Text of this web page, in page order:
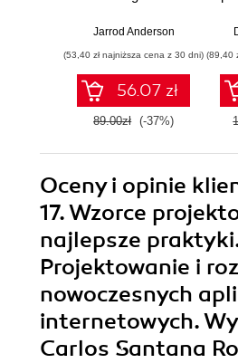
biznes i
zespołowi w erze
sztucznej
inteligencji
Jarrod Anderson
(53,40 zł najniższa cena z 30 dni)
56.07 zł
89.00zł (-37%)
(89,40
Oceny i opinie
17. Wzorce
najlepsze
Projektowanie i
nowoczesnych
internetowych.
Carlos Santana